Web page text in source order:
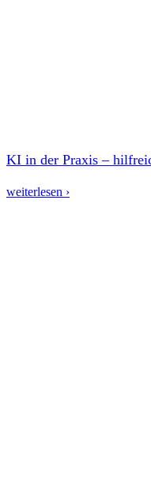
KI in der Praxis –
weiterlesen ›